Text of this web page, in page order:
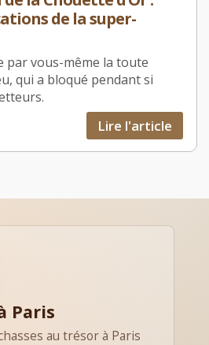
de la super-
par vous-même la toute
qui a bloqué pendant si
Lire l'article
Paris
au trésor à Paris